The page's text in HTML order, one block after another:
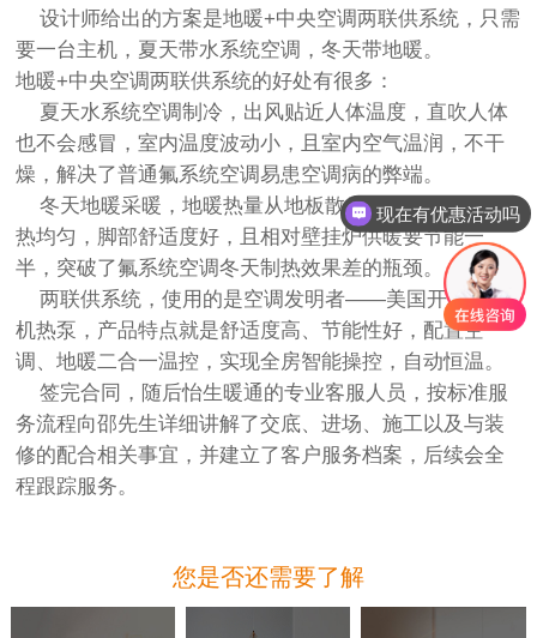
设计师给出的方案是地暖+中央空调两联供系统，只需
要一台主机，夏天带水系统空调，冬天带地暖。
地暖+中央空调两联供系统的好处有很多：
夏天水系统空调制冷，出风贴近人体温度，直吹人体
也不会感冒，室内温度波动小，且室内空气温润，不干
燥，解决了普通氟系统空调易患空调病的弊端。
冬天地暖采暖，地暖热量从地板散发，由下而上，散
热均匀，脚部舒适度好，且相对壁挂炉供暖要节能一
半，突破了氟系统空调冬天制热效果差的瓶颈。
两联供系统，使用的是空调发明者——美国开利的水
机热泵，产品特点就是舒适度高、节能性好，配置空
调、地暖二合一温控，实现全房智能操控，自动恒温。
签完合同，随后怡生暖通的专业客服人员，按标准服
务流程向邵先生详细讲解了交底、进场、施工以及与装
修的配合相关事宜，并建立了客户服务档案，后续会全
程跟踪服务。
您是否还需要了解
现在有优惠活动吗